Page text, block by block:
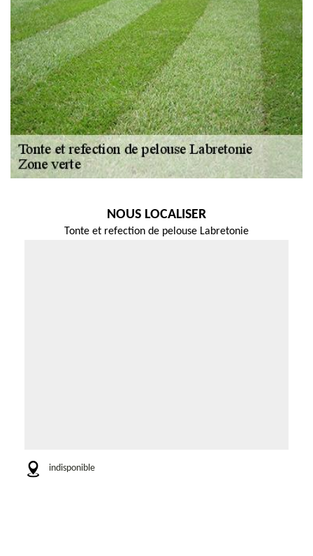
NOUS LOCALISER
Tonte et refection de pelouse Labretonie
indisponible